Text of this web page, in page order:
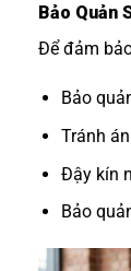
Bảo Quản
Để đảm
Bảo
Tránh
Đậy kín
Bảo